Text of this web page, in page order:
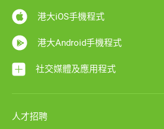
港大iOS手機程式
港大Android手機程式
社交媒體及應用程式
人才招聘